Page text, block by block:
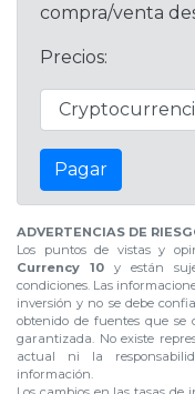
compra/venta
Precios:
Pagar
ADVERTENCIAS DE
Los puntos de vistas y
Currency 10y están
condiciones. Las
inversión y no se debe
obtenido de fuentes que se
garantizada. No existe
actual ni la
información.